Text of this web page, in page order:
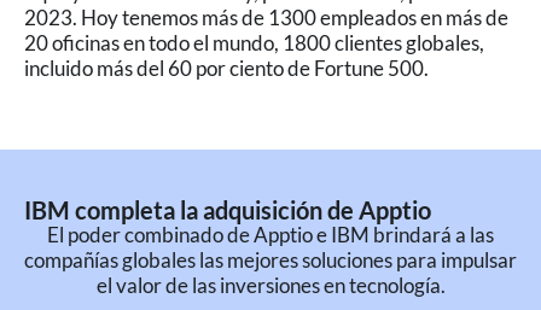
2023. Hoy tenemos más de 1300 empleados en más de
20 oficinas en todo el mundo, 1800 clientes globales,
incluido más del 60 por ciento de Fortune 500.
IBM completa la adquisición de Apptio
El poder combinado de Apptio e IBM brindará a las
compañías globales las mejores soluciones para impulsar
el valor de las inversiones en tecnología.